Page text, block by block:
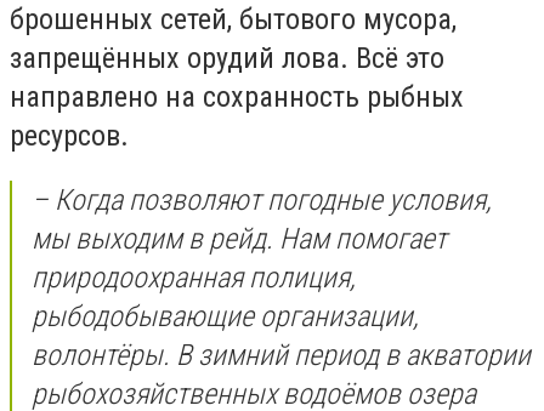
брошенных сетей, бытового мусора,
запрещённых орудий лова. Всё это
направлено на сохранность рыбных
ресурсов.
– Когда позволяют погодные условия,
мы выходим в рейд. Нам помогает
природоохранная полиция,
рыбодобывающие организации,
волонтёры. В зимний период в акватории
рыбохозяйственных водоёмов озера